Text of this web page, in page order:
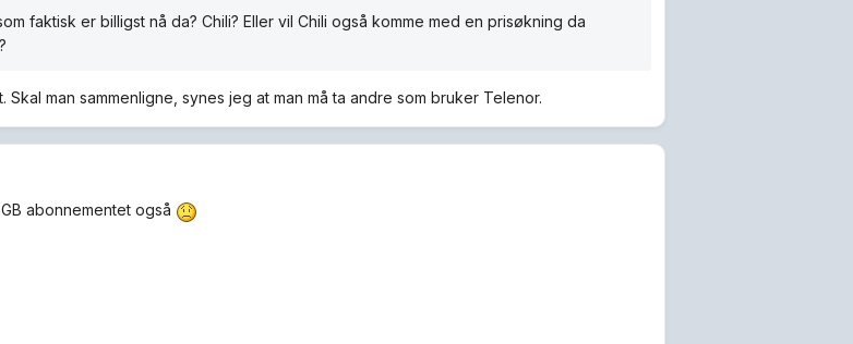
faktisk er billigst nå da? Chili? Eller vil Chili også komme med en prisøkning da
Skal man sammenligne, synes jeg at man må ta andre som bruker Telenor.
abonnementet også